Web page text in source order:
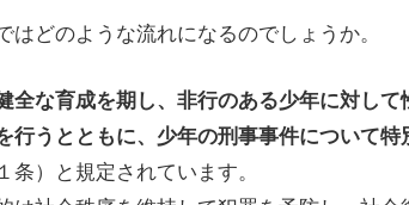
はどのような流れになるのでしょうか。
全な育成を期し、非行のある少年に対し
行うとともに、少年の刑事事件について
条）と規定されています。